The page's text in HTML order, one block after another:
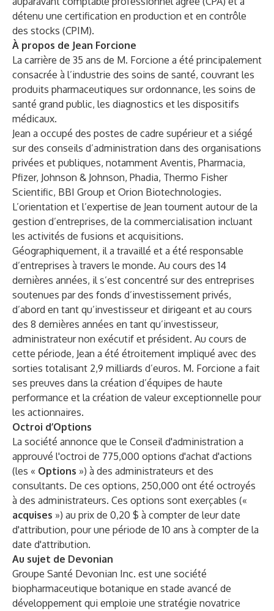
détenu une certification en production et en contrôle
des stocks (CPIM).
À propos de Jean Forcione
La carrière de 35 ans de M. Forcione a été principalement
consacrée à l’industrie des soins de santé, couvrant les
produits pharmaceutiques sur ordonnance, les soins de
santé grand public, les diagnostics et les dispositifs
médicaux.
Jean a occupé des postes de cadre supérieur et a siégé
sur des conseils d’administration dans des organisations
privées et publiques, notamment Aventis, Pharmacia,
Pfizer, Johnson & Johnson, Phadia, Thermo Fisher
Scientific, BBI Group et Orion Biotechnologies.
L’orientation et l’expertise de Jean tournent autour de la
gestion d’entreprises, de la commercialisation incluant
les activités de fusions et acquisitions.
Géographiquement, il a travaillé et a été responsable
d’entreprises à travers le monde. Au cours des 14
dernières années, il s’est concentré sur des entreprises
soutenues par des fonds d’investissement privés,
d’abord en tant qu’investisseur et dirigeant et au cours
des 8 dernières années en tant qu’investisseur,
administrateur non exécutif et président. Au cours de
cette période, Jean a été étroitement impliqué avec des
sorties totalisant 2,9 milliards d’euros. M. Forcione a fait
ses preuves dans la création d’équipes de haute
performance et la création de valeur exceptionnelle pour
les actionnaires.
Octroi d’Options
La société annonce que le Conseil d'administration a
approuvé l'octroi de 775,000 options d'achat d'actions
(les « Options ») à des administrateurs et des
consultants. De ces options, 250,000 ont été octroyés
à des administrateurs. Ces options sont exerçables («
acquises ») au prix de 0,20 $ à compter de leur date
d'attribution, pour une période de 10 ans à compter de la
date d'attribution.
Au sujet de Devonian
Groupe Santé Devonian Inc. est une société
biopharmaceutique botanique en stade avancé de
développement qui emploie une stratégie novatrice